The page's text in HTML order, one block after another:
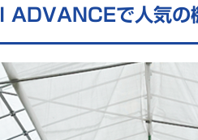
で人気の